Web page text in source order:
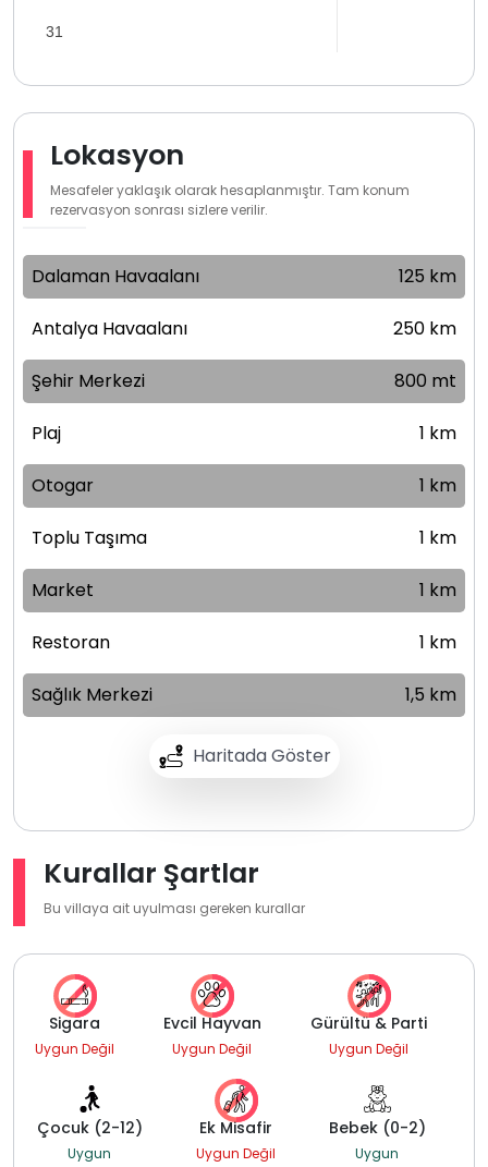
31
Lokasyon
Mesafeler yaklaşık olarak hesaplanmıştır. Tam konum
rezervasyon sonrası sizlere verilir.
Haritada Göster
Dalaman Havaalanı 125 km
Antalya Havaalanı 250 km
Şehir Merkezi 800 mt
Plaj 1 km
Otogar 1 km
Toplu Taşıma 1 km
Market 1 km
Restoran 1 km
Sağlık Merkezi 1,5 km
Kurallar Şartlar
Bu villaya ait uyulması gereken kurallar
Sigara
Uygun Değil
Evcil Hayvan
Uygun Değil
Gürültü & Parti
Uygun Değil
Çocuk (2-12)
Uygun
Ek Misafir
Uygun Değil
Bebek (0-2)
Uygun